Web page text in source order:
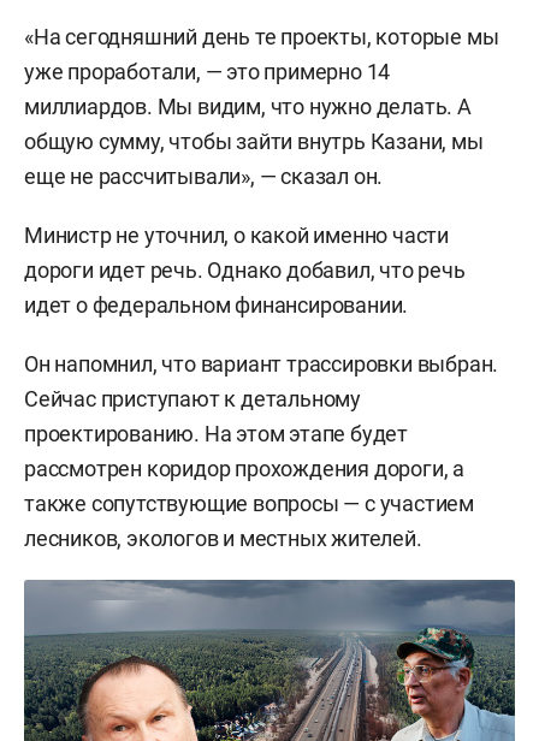
«На сегодняшний день те проекты, которые мы
уже проработали, — это примерно 14
миллиардов. Мы видим, что нужно делать. А
общую сумму, чтобы зайти внутрь Казани, мы
еще не рассчитывали», — сказал он.
Министр не уточнил, о какой именно части
дороги идет речь. Однако добавил, что речь
идет о федеральном финансировании.
Он напомнил, что вариант трассировки выбран.
Сейчас приступают к детальному
проектированию. На этом этапе будет
рассмотрен коридор прохождения дороги, а
также сопутствующие вопросы — с участием
лесников, экологов и местных жителей.